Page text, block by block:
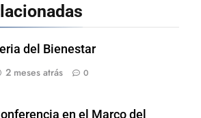
del Bienestar
2 meses atrás
0
en el Marco del